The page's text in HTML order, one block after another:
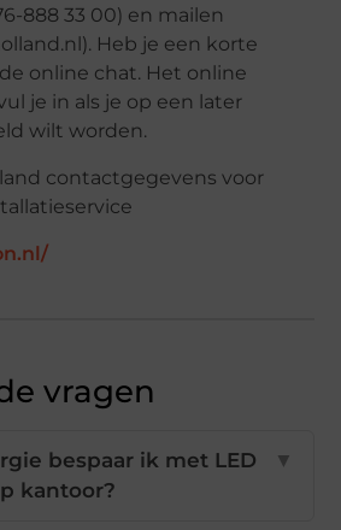
888 33 00) en mailen
Heb je een korte
de online chat. Het online
je in als je op een later
wilt worden.
vragen
bespaar ik met LED
kantoor?
▼